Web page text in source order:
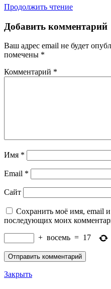
Продолжить чтение
Добавить комментарий
Ваш адрес email не будет
помечены *
Комментарий *
Имя *
Email *
Сайт
Сохранить моё имя, email и
последующих моих
+ восемь = 17
Закрыть